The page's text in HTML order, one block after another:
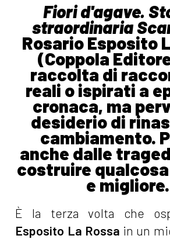
Fiori d'agave.
straordinaria
Rosario Esposito
(Coppola
raccolta di
reali o ispirati a
cronaca, ma
desiderio di
cambiamento.
anche dalle
costruire
e migliore.
È la terza volta che
Esposito La Rossa in un